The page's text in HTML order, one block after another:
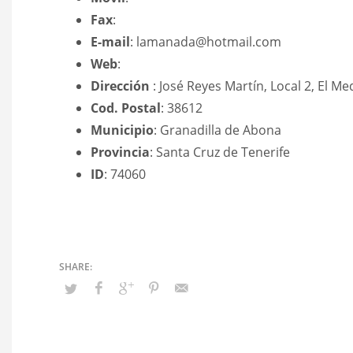
Fax:
E-mail: lamanada@hotmail.com
Web:
Dirección : José Reyes Martín, Local 2, El
Cod. Postal: 38612
Municipio: Granadilla de Abona
Provincia: Santa Cruz de Tenerife
ID: 74060